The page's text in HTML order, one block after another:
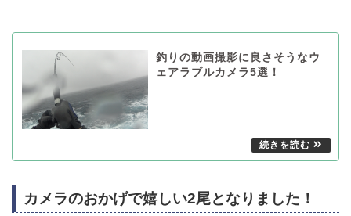
釣りの動画撮影に良さそうなウ
ェアラブルカメラ5選！
カメラのおかげで嬉しい2尾となりました！